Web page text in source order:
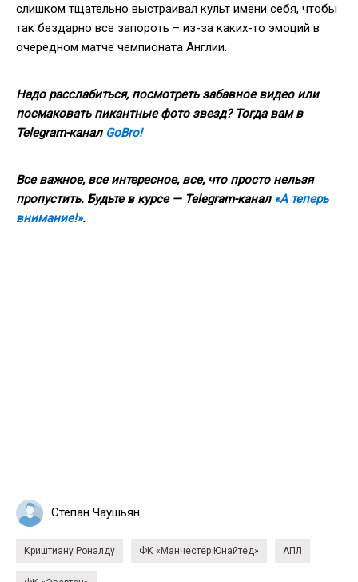
слишком тщательно выстраивал культ имени себя, чтобы
так бездарно все запороть – из-за каких-то эмоций в
очередном матче чемпионата Англии.
Надо расслабиться, посмотреть забавное видео или
посмаковать пикантные фото звезд? Тогда вам в
Telegram-каналGoBro!
Все важное, все интересное, все, что просто нельзя
пропустить. Будьте в курсе — Telegram-канал«А теперь
внимание!».
Степан Чаушьян
Криштиану Роналду ФК «Манчестер Юнайтед» АПЛ